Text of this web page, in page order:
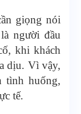
giọng nói
người đầu
khi khách
dịu. Vì vậy,
tình huống,
tế.